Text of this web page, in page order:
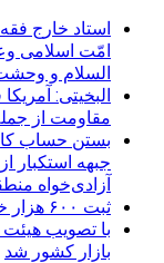
استاد خارج
امّت اسلامی
السلام و
البخیتی:
مقاومت از
بستن حساب
جبهه استکبار
آزادی‌خواه
ثبت ۶۰۰ هزار خدمت سلامت به زائران اربعین
با تصویب هیئت
بازار کشور شد